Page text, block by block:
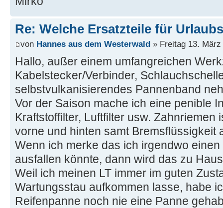
Re: Welche Ersatzteile für
von Hannes aus dem Westerwald » Freitag 13.
Hallo, außer einem umfangreichen
Kabelstecker/Verbinder,
selbstvulkanisierendes Pannenband
Vor der Saison mache ich eine penible
Kraftstoffilter, Luftfilter usw. Zahnriemen
vorne und hinten samt Bremsflüssigkeit
Wenn ich merke das ich irgendwo
ausfallen könnte, dann wird das zu
Weil ich meinen LT immer im guten
Wartungsstau aufkommen lasse, habe
Reifenpanne noch nie eine Panne